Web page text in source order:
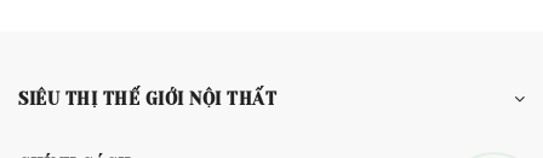
SIÊU THỊ THẾ GIỚI NỘI THẤT